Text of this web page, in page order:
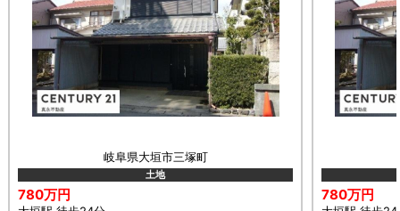
岐阜県大垣市三塚町
土地
780万円 780万円